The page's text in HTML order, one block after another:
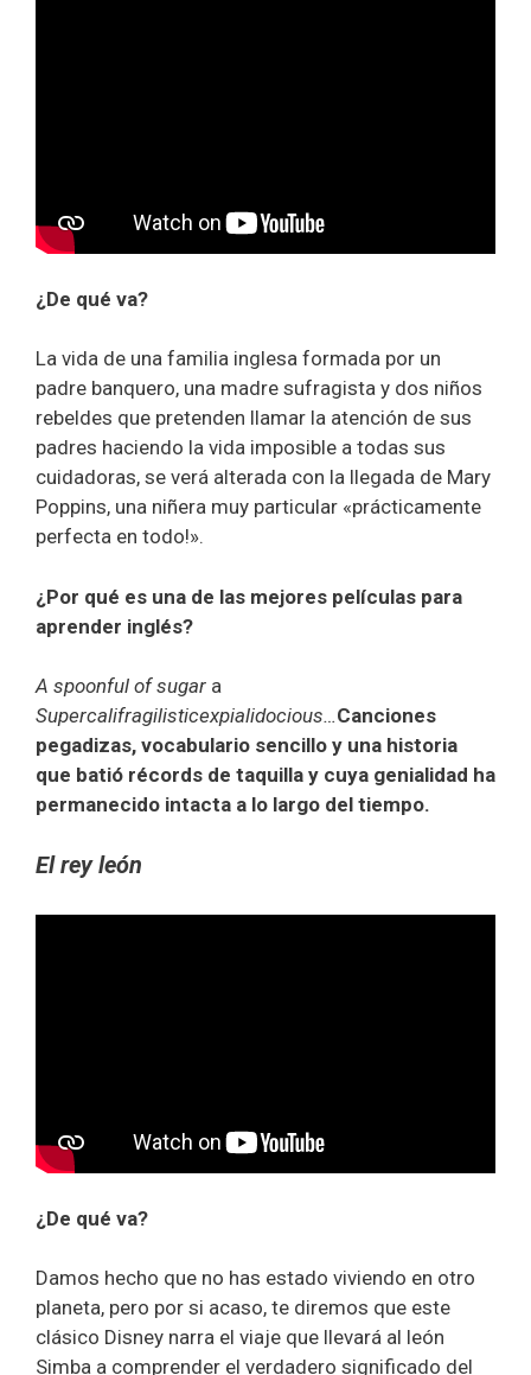
¿De qué va?
La vida de una familia inglesa formada por un
padre banquero, una madre sufragista y dos niños
rebeldes que pretenden llamar la atención de sus
padres haciendo la vida imposible a todas sus
cuidadoras, se verá alterada con la llegada de Mary
Poppins, una niñera muy particular «prácticamente
perfecta en todo!».
¿Por qué es una de las mejores películas para
aprender inglés?
A spoonful of sugar a
Supercalifragilisticexpialidocious…Canciones
pegadizas, vocabulario sencillo y una historia
que batió récords de taquilla y cuya genialidad ha
permanecido intacta a lo largo del tiempo.
El rey león
¿De qué va?
Damos hecho que no has estado viviendo en otro
planeta, pero por si acaso, te diremos que este
clásico Disney narra el viaje que llevará al león
Simba a comprender el verdadero significado del